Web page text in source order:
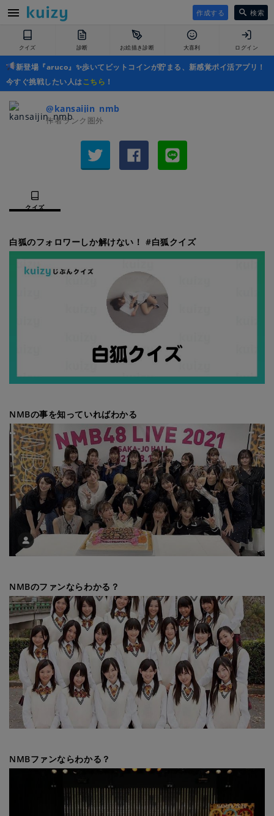
作成する 検索
クイズ 診断 お絵描き診断 大喜利 ログイン
新登場『aruco』✨歩いてビットコインが貯まる、新感覚ポイ活アプリ！
今すぐ挑戦したい人はこちら ！
@kansaijin_nmb
作者ランク圏外
クイズ
白狐のフォロワーしか解けない！ #白狐クイズ
NMBの事を知っていればわかる
NMBのファンならわかる？
NMBファンならわかる？